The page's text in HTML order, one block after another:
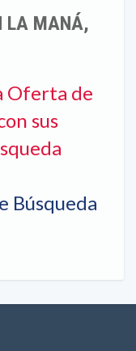
LA MANÁ,
Oferta de
sus
Búsqueda